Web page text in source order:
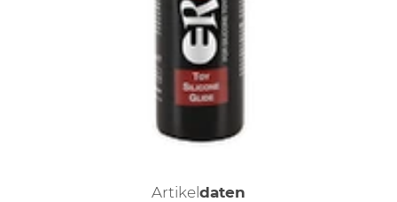
Artikeldaten